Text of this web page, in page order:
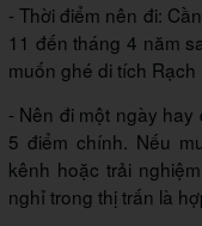
- Thời điểm nên đi:
11 đến tháng 4 năm
muốn ghé di tích
- Nên đi một ngày
5 điểm chính. Nếu
kênh hoặc trải
nghỉ trong thị trấn là